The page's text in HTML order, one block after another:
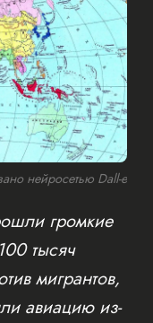
нейросетью Dall-e
громкие
тысяч
мигрантов,
авиацию из-